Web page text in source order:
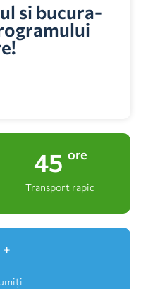
si bucura-
48 ore
Transport rapid